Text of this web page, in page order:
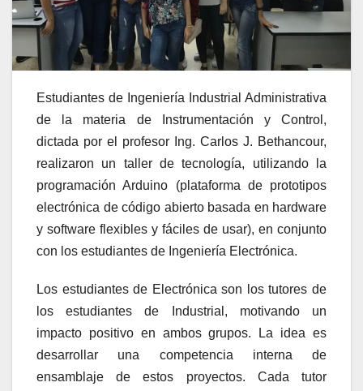
Estudiantes de Ingeniería Industrial Administrativa
de la materia de Instrumentación y Control,
dictada por el profesor Ing. Carlos J. Bethancour,
realizaron un taller de tecnología, utilizando la
programación Arduino (plataforma de prototipos
electrónica de código abierto basada en hardware
y software flexibles y fáciles de usar), en conjunto
con los estudiantes de Ingeniería Electrónica.
Los estudiantes de Electrónica son los tutores de
los estudiantes de Industrial, motivando un
impacto positivo en ambos grupos. La idea es
desarrollar una competencia interna de
ensamblaje de estos proyectos. Cada tutor